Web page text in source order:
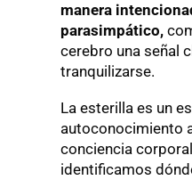
manera
parasimpático,
cerebro una señal
tranquilizarse.
La esterilla es un
autoconocimiento
conciencia
identificamos